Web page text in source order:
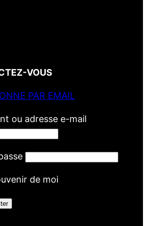
VOUS
PAR EMAIL
ou adresse e-mail
de moi